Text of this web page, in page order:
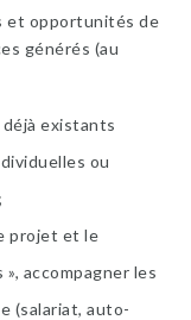
et opportunités de
générés (au
existants
ou
projet et le
accompagner les
(salariat, auto-